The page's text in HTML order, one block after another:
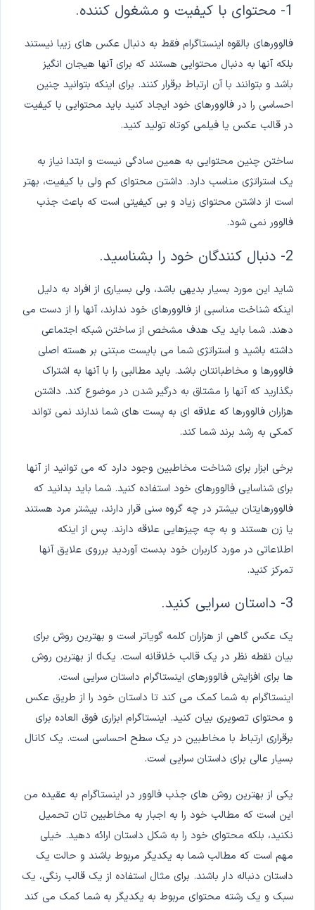
1- محتوای با کیفیت و مشغول کننده.
فالوورهای بالقوه اینستاگرام فقط به دنبال عکس های زیبا نیستند
بلکه آنها به دنبال محتوایی هستند که برای آنها هیجان انگیز
باشد و بتوانند با آن ارتباط برقرار کنند. برای اینکه بتوانید چنین
احساسی را در فالوورهای خود ایجاد کنید باید محتوایی با کیفیت
در قالب عکس یا فیلمی کوتاه تولید کنید.
ساختن چنین محتوایی به همین سادگی نیست و ابتدا نیاز به
یک استراتژی مناسب دارد. داشتن محتوای کم ولی با کیفیت، بهتر
است از داشتن محتوای زیاد و بی کیفیتی است که باعث جذب
فالوور نمی شود.
2- دنبال کنندگان خود را بشناسید.
شاید این مورد بسیار بدیهی باشد، ولی بسیاری از افراد به دلیل
اینکه شناخت مناسبی از فالوورهای خود ندارند، آنها را از دست می
دهند. شما باید یک هدف مشخص از ساختن شبکه اجتماعی
داشته باشید و استراتژی شما می بایست مبتنی بر هسته اصلی
فالوورها و مخاطبانتان باشد. باید مطالبی را با آنها به اشتراک
بگذارید که آنها را مشتاق به درگیر شدن در موضوع کند. داشتن
هزاران فالوورها که علاقه ای به پست های شما ندارند نمی تواند
کمکی به رشد برند شما کند.
برخی ابزار برای شناخت مخاطبین وجود دارد که می توانید از آنها
برای شناسایی فالوورهای خود استفاده کنید. شما باید بدانید که
فالوورهایتان بیشتر در چه گروه سنی قرار دارند، بیشتر مرد هستند
یا زن هستند و به چه چیزهایی علاقه دارند. پس از اینکه
اطلاعاتی در مورد کاربران خود بدست آوردید برروی علایق آنها
تمرکز کنید.
3- داستان سرایی کنید.
یک عکس گاهی از هزاران کلمه گویاتر است و بهترین روش برای
بیان نقطه نظر در یک قالب خلاقانه است. یکd از بهترین روش
ها برای افزایش فالوورهای اینستاگرام داستان سرایی است.
اینستاگرام به شما کمک می کند تا داستان خود را از طریق عکس
و محتوای تصویری بیان کنید. اینستاگرام ابزاری فوق العاده برای
برقراری ارتباط با مخاطبین در یک سطح احساسی است. یک کانال
بسیار عالی برای داستان سرایی است.
یکی از بهترین روش های جذب فالوور در اینستاگرام به عقیده من
این است که مطالب خود را به اجبار به مخاطبین تان تحمیل
نکنید، بلکه محتوای خود را به شکل داستان ارائه دهید. خیلی
مهم است که مطالب شما به یکدیگر مربوط باشند و حالت یک
داستان دنباله دار باشند. برای مثال استفاده از یک قالب رنگی، یک
سبک و یک رشته محتوای مربوط به یکدیگر به شما کمک می کند